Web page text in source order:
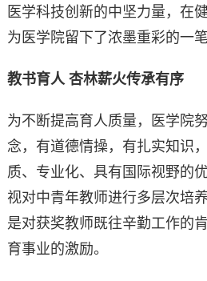
医学科技创新的中坚力量，在
为医学院留下了浓墨重彩的一笔
教书育人 杏林薪火传承有序
为不断提高育人质量，医学院
念，有道德情操，有扎实知识
质、专业化、具有国际视野的
视对中青年教师进行多层次培
是对获奖教师既往辛勤工作的
育事业的激励。